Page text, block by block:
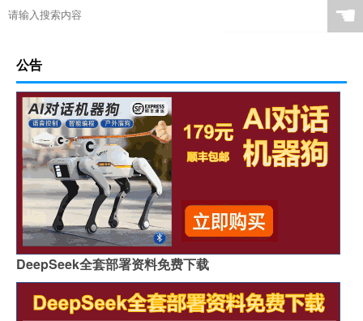
☚
公告
DeepSeek全套部署资料免费下载